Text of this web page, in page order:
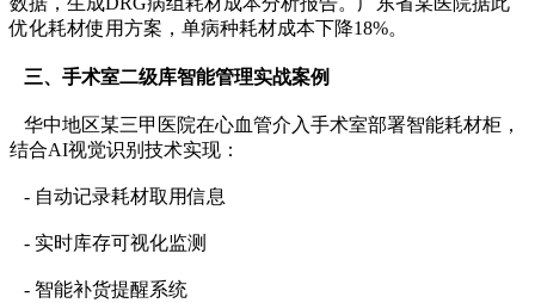
优化耗材使用方案，单病种耗材成本下降18%。
三、手术室二级库智能管理实战案例
华中地区某三甲医院在心血管介入手术室部署智能耗材柜，
结合AI视觉识别技术实现：
- 自动记录耗材取用信息
- 实时库存可视化监测
- 智能补货提醒系统